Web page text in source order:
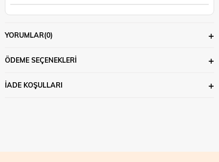
YORUMLAR(0)
ÖDEME SEÇENEKLERI
İADE KOŞULLARI